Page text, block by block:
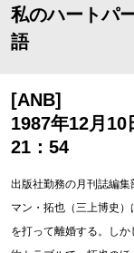
私のハートパ
語
[ANB]
1987年12月10
21：54
出版社勤務の月刊誌編
マン・拓也（三上博史
を打って離婚する。し